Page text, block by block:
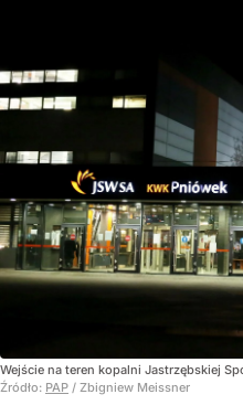
Wejście na teren kopalni Jastrzębskiej
Źródło: PAP / Zbigniew Meissner